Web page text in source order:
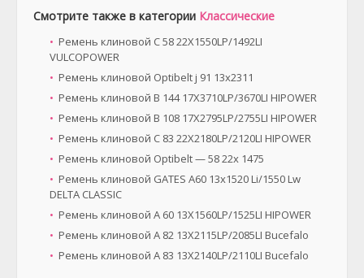
Смотрите также в категории Классические
Ремень клиновой C 58 22X1550LP/1492LI
VULCOPOWER
Ремень клиновой Optibelt ј 91 13х2311
Ремень клиновой B 144 17X3710LP/3670LI HIPOWER
Ремень клиновой B 108 17X2795LP/2755LI HIPOWER
Ремень клиновой C 83 22X2180LP/2120LI HIPOWER
Ремень клиновой Optibelt — 58 22x 1475
Ремень клиновой GATES A60 13x1520 Li/1550 Lw
DELTA CLASSIC
Ремень клиновой A 60 13X1560LP/1525LI HIPOWER
Ремень клиновой A 82 13X2115LP/2085LI Bucefalo
Ремень клиновой A 83 13X2140LP/2110LI Bucefalo